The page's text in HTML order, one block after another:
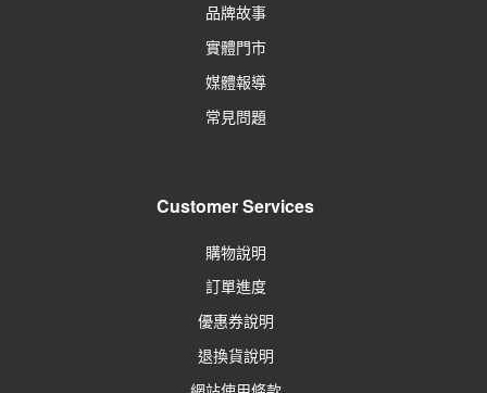
品牌故事
實體門市
媒體報導
常見問題
Customer Services
購物說明
訂單進度
優惠券說明
退換貨說明